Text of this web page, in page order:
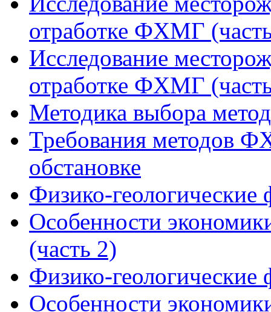
отработке ФХМГ
Исследование
отработке ФХМГ
Методика выбора
Требования методов
обстановке
Физико-
Особенности
(часть 2)
Физико-
Особенности